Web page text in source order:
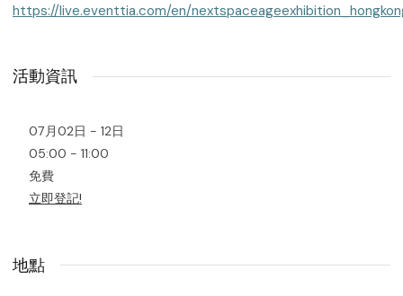
https://live.eventtia.com/en/
活動資訊
07月02日 - 12日
05:00 - 11:00
免費
立即登記!
地點